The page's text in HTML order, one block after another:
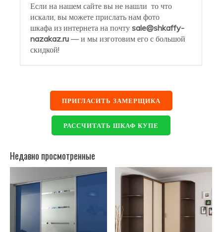
Если на нашем сайте вы не нашли то что
искали, вы можете прислать нам фото
шкафа из интернета на почту sale@shkaffy-
nazakaz.ru — и мы изготовим его с большой
скидкой!
ПРИГЛАСИТЬ ЗАМЕРЩИКА
РАССЧИТАТЬ ШКАФ КУПЕ
Недавно просмотренные